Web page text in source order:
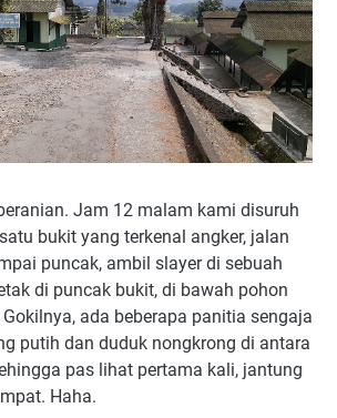
Jam 12 malam kami disuruh
bukit yang terkenal angker, jalan
puncak, ambil slayer di sebuah
di puncak bukit, di bawah pohon
ada beberapa panitia sengaja
putih dan duduk nongkrong di antara
pas lihat pertama kali, jantung
Haha.